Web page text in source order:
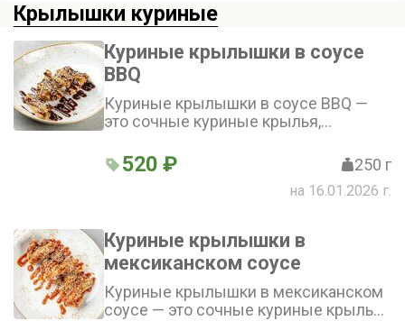
Крылышки куриные
Куриные крылышки в соусе
BBQ
Куриные крылышки в соусе BBQ —
это сочные куриные крылья,
приправленные пикантным соусом
BBQ с чесноком и специями
520 ₽ 250 г
на 16.01.2026 г.
Куриные крылышки в
мексиканском соусе
Куриные крылышки в мексиканском
соусе — это сочные куриные крылья,